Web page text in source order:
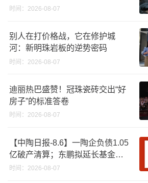
时间：2026-08-07
别人在打价格战，它在修护城
河：新明珠岩板的逆势密码
时间：2026-08-07
迪丽热巴盛赞！冠珠瓷砖交出“好
房子”的标准答卷
时间：2026-08-07
【中陶日报-8.6】一陶企负债1.05
亿破产清算；东鹏拟延长基金投
资期限；工信部开展建陶行业能
时间：2026-08-07